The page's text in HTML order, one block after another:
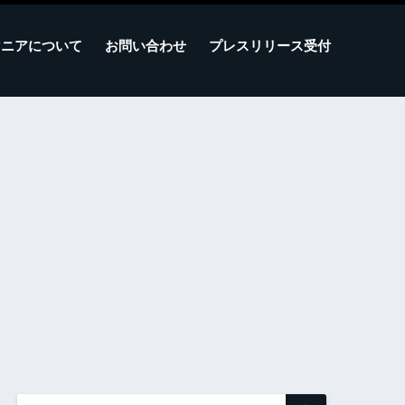
アについて お問い合わせ プレスリリース受付